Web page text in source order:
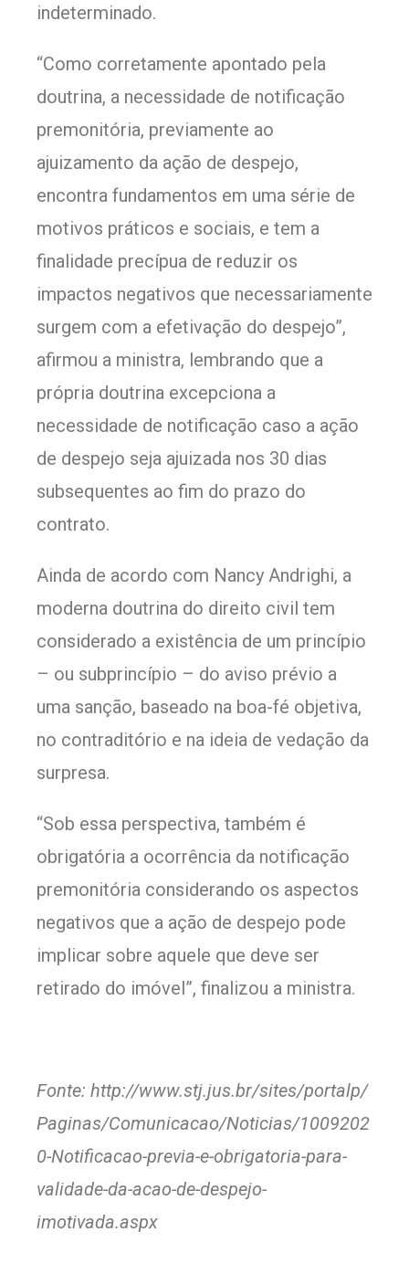
indeterminado.
“Como corretamente apontado pela
doutrina, a necessidade de notificação
premonitória, previamente ao
ajuizamento da ação de despejo,
encontra fundamentos em uma série de
motivos práticos e sociais, e tem a
finalidade precípua de reduzir os
impactos negativos que necessariamente
surgem com a efetivação do despejo”,
afirmou a ministra, lembrando que a
própria doutrina excepciona a
necessidade de notificação caso a ação
de despejo seja ajuizada nos 30 dias
subsequentes ao fim do prazo do
contrato.
Ainda de acordo com Nancy Andrighi, a
moderna doutrina do direito civil tem
considerado a existência de um princípio
– ou subprincípio – do aviso prévio a
uma sanção, baseado na boa-fé objetiva,
no contraditório e na ideia de vedação da
surpresa.
“Sob essa perspectiva, também é
obrigatória a ocorrência da notificação
premonitória considerando os aspectos
negativos que a ação de despejo pode
implicar sobre aquele que deve ser
retirado do imóvel”, finalizou a ministra.
Fonte: http://www.stj.jus.br/sites/portalp/
Paginas/Comunicacao/Noticias/1009202
0-Notificacao-previa-e-obrigatoria-para-
validade-da-acao-de-despejo-
imotivada.aspx